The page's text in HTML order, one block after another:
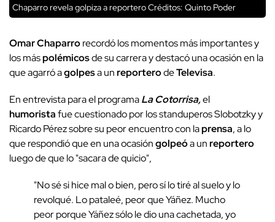
Chaparro revela golpiza a reporteroCréditos: Quinto Poder
Omar Chaparrorecordó los momentos más importantes y
los máspolémicosde su carrera y destacó una ocasión en la
que agarró agolpesa unreporterodeTelevisa.
En entrevista para el programaLa Cotorrisa,el
humoristafue cuestionado por los standuperos Slobotzky y
Ricardo Pérez sobre su peor encuentro con laprensa, a lo
que respondió que en una ocasióngolpeóa unreportero
luego de que lo "sacara de quicio",
"No sé si hice mal o bien, pero sí lo tiré al suelo y lo
revolqué. Lo pataleé, peor que Yáñez. Mucho
peor porque Yáñez sólo le dio una cachetada, yo